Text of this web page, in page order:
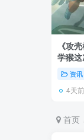
《攻
学猴这
资讯
4天前
首页